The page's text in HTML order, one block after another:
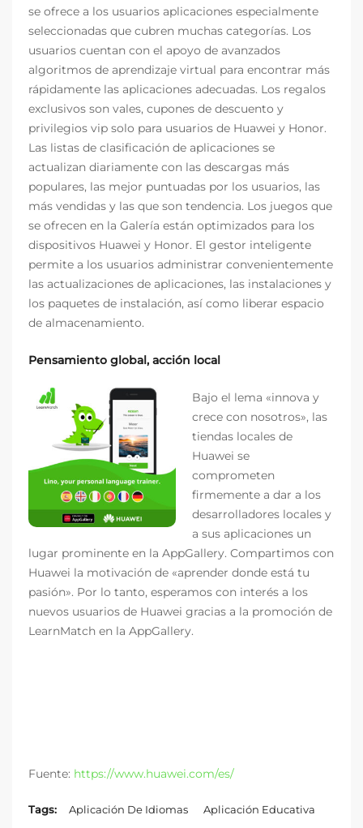
se ofrece a los usuarios aplicaciones especialmente
seleccionadas que cubren muchas categorías. Los
usuarios cuentan con el apoyo de avanzados
algoritmos de aprendizaje virtual para encontrar más
rápidamente las aplicaciones adecuadas. Los regalos
exclusivos son vales, cupones de descuento y
privilegios vip solo para usuarios de Huawei y Honor.
Las listas de clasificación de aplicaciones se
actualizan diariamente con las descargas más
populares, las mejor puntuadas por los usuarios, las
más vendidas y las que son tendencia. Los juegos que
se ofrecen en la Galería están optimizados para los
dispositivos Huawei y Honor. El gestor inteligente
permite a los usuarios administrar convenientemente
las actualizaciones de aplicaciones, las instalaciones y
los paquetes de instalación, así como liberar espacio
de almacenamiento.
Pensamiento global, acción local
Bajo el lema «innova y
crece con nosotros», las
tiendas locales de
Huawei se
comprometen
firmemente a dar a los
desarrolladores locales y
a sus aplicaciones un
lugar prominente en la AppGallery. Compartimos con
Huawei la motivación de «aprender donde está tu
pasión». Por lo tanto, esperamos con interés a los
nuevos usuarios de Huawei gracias a la promoción de
LearnMatch en la AppGallery.
Fuente: https://www.huawei.com/es/
Tags: Aplicación De Idiomas Aplicación Educativa